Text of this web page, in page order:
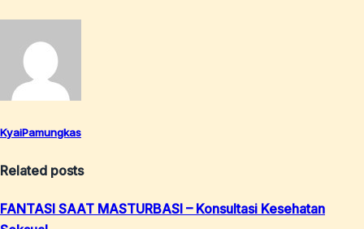
KyaiPamungkas
Related posts
FANTASI SAAT MASTURBASI – Konsultasi Kesehatan